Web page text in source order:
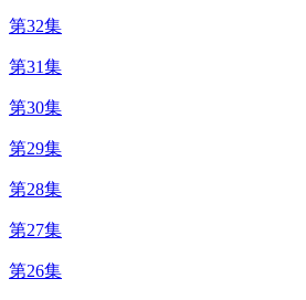
第32集
第31集
第30集
第29集
第28集
第27集
第26集